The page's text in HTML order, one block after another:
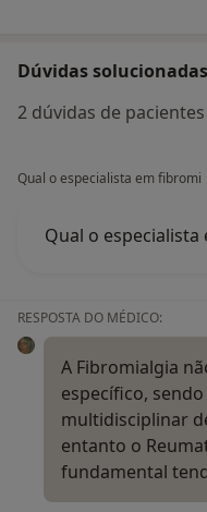
Dúvidas solucionadas
2 dúvidas de
Qual o especialista em fibromi
Qual o
RESPOSTA DO MÉDICO:
A Fibromialgia
específico,
multidisciplinar
entanto o
fundamental